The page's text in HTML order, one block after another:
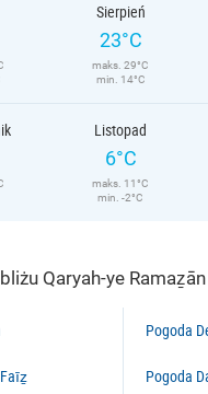
Sierpień
23°C
maks. 29°C
min. 14°C
Listopad
6°C
maks. 11°C
min. -2°C
Qaryah-ye Ramaẕān
Pogoda
Pogoda